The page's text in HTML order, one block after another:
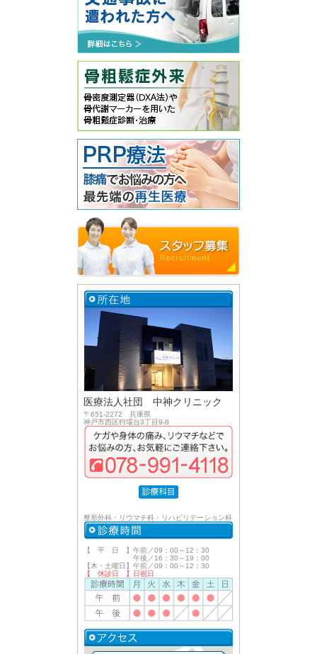
医療法人社団 中神クリニック
〒651-2272 兵庫県
神戸市西区狩場台3丁目9-8
整形外科・リウマチ科・リハビリテーション科
【 平 日 】午前／09：00～12：30
午後／16：30～19：00
【木・土曜日】午前／09：00～12：30
【 休診日 】日祝日